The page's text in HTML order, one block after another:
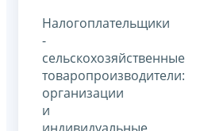
Налогоплательщики
-
сельскохозяйственные
товаропроизводители:
организации
и
индивидуальные